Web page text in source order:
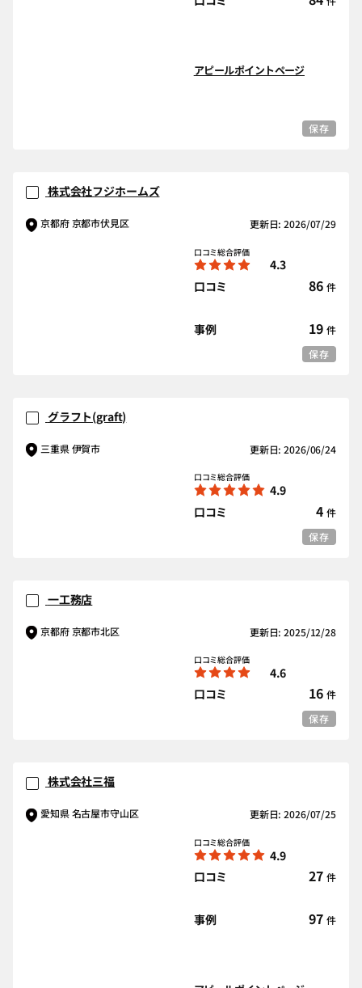
アピールポイントページ
保存
株式会社フジホームズ
京都府 京都市伏見区 更新日: 2026/07/29
口コミ総合評価
4.3
口コミ
86 件
事例 19 件
保存
グラフト(graft)
三重県 伊賀市 更新日: 2026/06/24
口コミ総合評価
4.9
口コミ
4 件
保存
一工務店
京都府 京都市北区 更新日: 2025/12/28
口コミ総合評価
4.6
口コミ
16 件
保存
株式会社三福
愛知県 名古屋市守山区 更新日: 2026/07/25
口コミ総合評価
4.9
口コミ
27 件
事例 97 件